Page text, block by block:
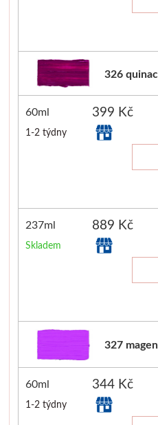
326
60ml 399 Kč
1-2 týdny
237ml 889 Kč
Skladem
327
60ml 344 Kč
1-2 týdny